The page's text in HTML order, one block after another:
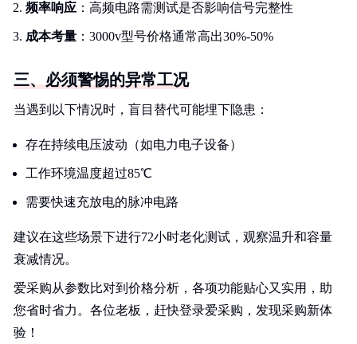
频率响应 ：高频电路需测试是否影响信号完整性
成本考量 ：3000v型号价格通常高出30%-50%
三、必须警惕的异常工况
当遇到以下情况时，盲目替代可能埋下隐患：
存在持续电压波动（如电力电子设备）
工作环境温度超过85℃
需要快速充放电的脉冲电路
建议在这些场景下进行72小时老化测试，观察温升和容量
衰减情况。
爱采购从参数比对到价格分析，各项功能贴心又实用，助
您省时省力。各位老板，赶快登录爱采购，发现采购新体
验！